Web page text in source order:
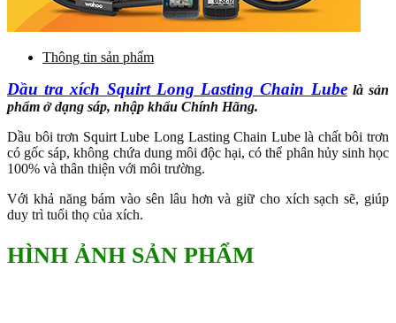
Thông tin sản phẩm
Dầu tra xích Squirt Long Lasting Chain Lubelà sản
phẩm ở dạng sáp, nhập khẩu Chính Hãng.
Dầu bôi trơn Squirt Lube Long Lasting Chain Lube là chất bôi trơn
có gốc sáp, không chứa dung môi độc hại, có thể phân hủy sinh học
100% và thân thiện với môi trường.
Với khả năng bám vào sên lâu hơn và giữ cho xích sạch sẽ, giúp
duy trì tuổi thọ của xích.
HÌNH ẢNH SẢN PHẨM